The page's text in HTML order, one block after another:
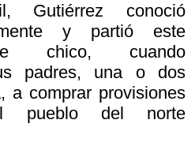
Gutiérrez conoció
y partió este
chico, cuando
padres, una o dos
a comprar provisiones
pueblo del norte